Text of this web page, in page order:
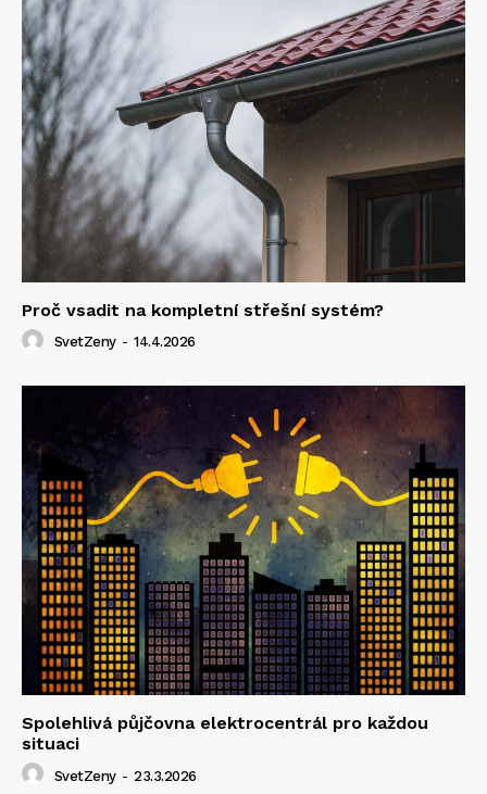
Proč vsadit na kompletní střešní systém?
SvetZeny - 14.4.2026
Spolehlivá půjčovna elektrocentrál pro každou
situaci
SvetZeny - 23.3.2026